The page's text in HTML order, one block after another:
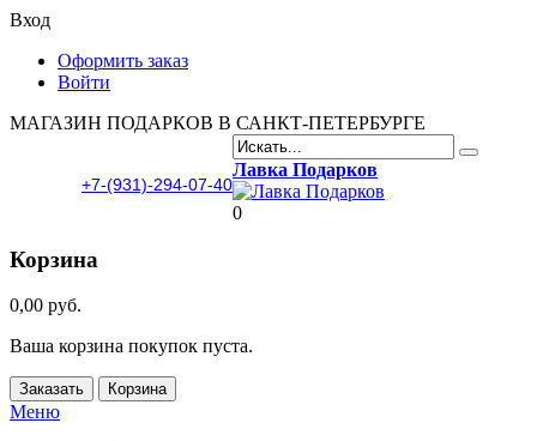
Вход
Оформить заказ
Войти
МАГАЗИН ПОДАРКОВ В САНКТ-ПЕТЕРБУРГЕ
+7-(931)-294-07-40
Лавка Подарков
0
Корзина
0,00 руб.
Ваша корзина покупок пуста.
Заказать Корзина
Меню